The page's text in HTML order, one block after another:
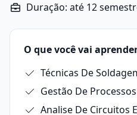
Duração: até 12
O que você vai
Técnicas De
Gestão De Processos
Analise De Circuitos